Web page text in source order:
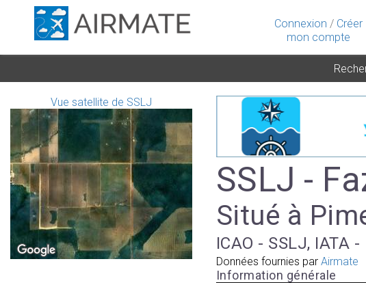
Connexion / Créer
mon compte
Vue satellite de SSLJ
SSLJ -
Situé à
ICAO - SSLJ, IATA -
Données fournies par Airmate
Information générale